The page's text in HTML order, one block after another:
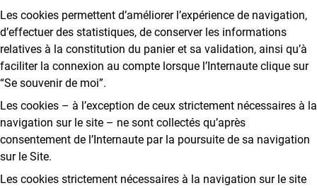
Les cookies permettent d’améliorer l’expérience de navigation,
d’effectuer des statistiques, de conserver les informations
relatives à la constitution du panier et sa validation, ainsi qu’à
faciliter la connexion au compte lorsque l’Internaute clique sur
“Se souvenir de moi”.
Les cookies – à l’exception de ceux strictement nécessaires à la
navigation sur le site – ne sont collectés qu’après
consentement de l’Internaute par la poursuite de sa navigation
sur le Site.
Les cookies strictement nécessaires à la navigation sur le site